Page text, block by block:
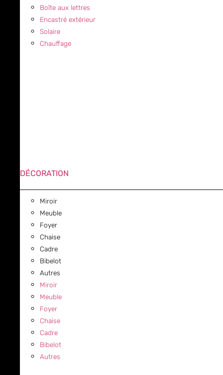
Boîte aux lettres
Encastré extérieur
Solaire
Chauffage
DÉCORATION
Miroir
Meuble
Foyer
Chaise
Cadre
Bibelot
Autres
Miroir
Meuble
Foyer
Chaise
Cadre
Bibelot
Autres